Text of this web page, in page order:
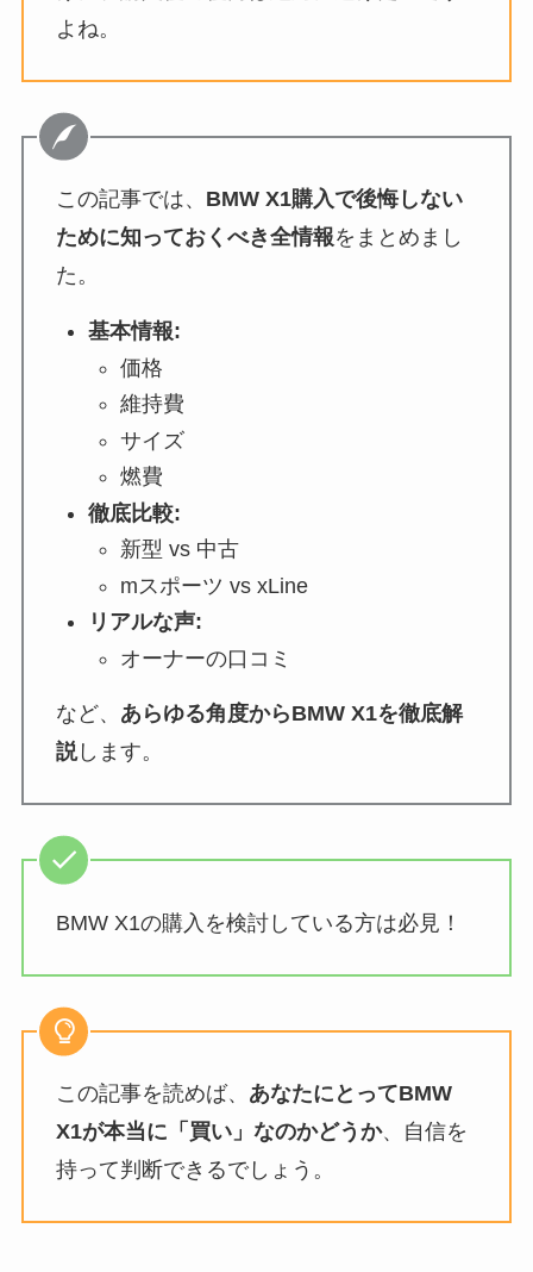
よね。
この記事では、 BMW X1購入で後悔しない
ために知っておくべき全情報をまとめまし
た。
基本情報:
価格
維持費
サイズ
燃費
徹底比較:
新型 vs 中古
mスポーツ vs xLine
リアルな声:
オーナーの口コミ
など、 あらゆる角度からBMW X1を徹底解
説します。
BMW X1の購入を検討している方は必見！
この記事を読めば、 あなたにとってBMW
X1が本当に「買い」なのかどうか、自信を
持って判断できるでしょう。